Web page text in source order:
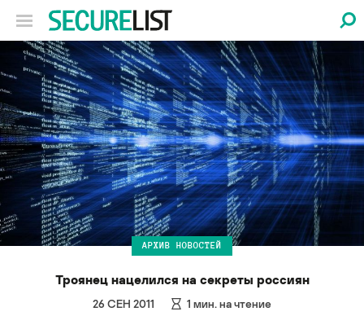
АРХИВ НОВОСТЕЙ
Троянец нацелился на секреты россиян
26 СЕН 2011 1 мин. на чтение